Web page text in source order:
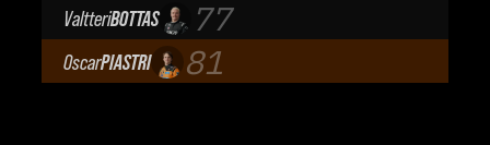
ValtteriBOTTAS 77
Cadillac Formula 1 Team
OscarPIASTRI 81